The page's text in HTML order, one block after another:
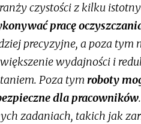
czystości z kilku
pracę
precyzyjne, a poza tym
wydajności i
Poza tymroboty
dla pracowników
zadaniach, takich jak